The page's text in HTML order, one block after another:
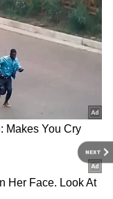
NEXT
ఆకర్షించే
fuel
petrol